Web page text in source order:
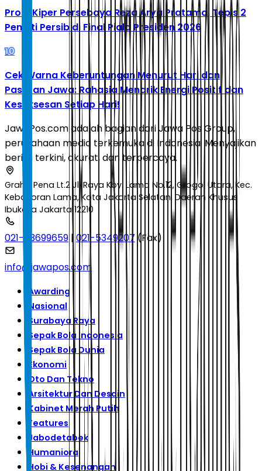
Profil Kiper Persebaya Reza Arya Pratama, Tepis 2
Penalti Persib di Final Piala Presiden 2026
10
Cek Warna Keberuntungan Menurut Hari dan
Pasaran Jawa: Rahasia Menarik Energi Positif dan
Kesuksesan Setiap Hari!
JawaPos.com adalah bagian dari Jawa Pos Group,
perusahaan media terkemuka di Indonesia. Menyajikan
berita terkini, akurat, dan terpercaya.
Graha Pena Lt.2 Jl. Raya Kby. Lama No.12, Grogol Utara, Kec.
Kebayoran Lama, Kota Jakarta Selatan, Daerah Khusus
Ibukota Jakarta 12210
021-53699659 |021-5349207 (Fax)
info@jawapos.com
Awarding
Nasional
Surabaya Raya
Sepak Bola Indonesia
Sepak Bola Dunia
Ekonomi
Oto Dan Tekno
Arsitektur Dan Desain
Kabinet Merah Putih
Features
Jabodetabek
Humaniora
Hobi & Kesenangan